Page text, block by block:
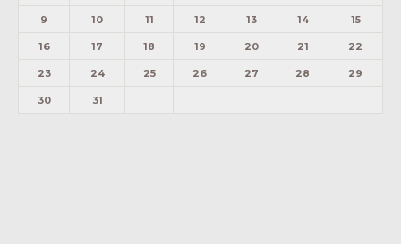
9 10 11 12 13 14 15
16 17 18 19 20 21 22
23 24 25 26 27 28 29
30 31